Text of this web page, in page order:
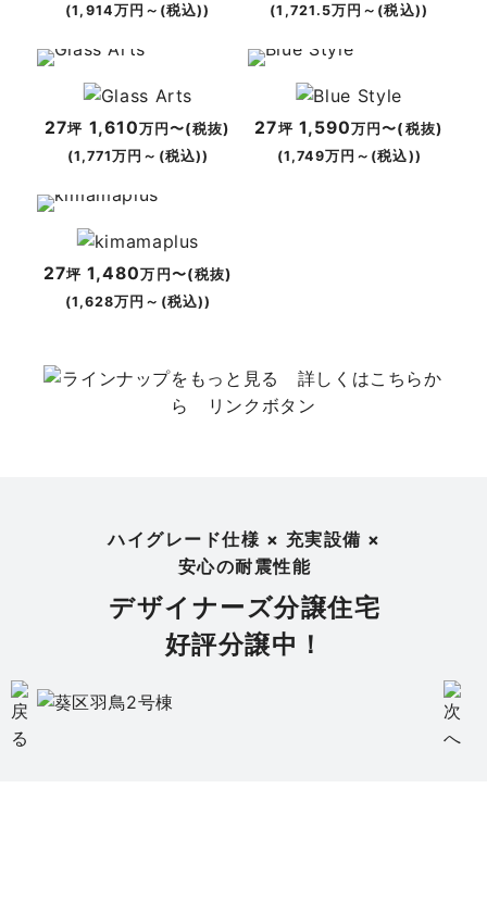
(1,914万円～(税込)) (1,721.5万円～(税込))
27坪 1,610万円〜(税抜)
(1,771万円～(税込))
27坪1,590万円〜(税抜)
(1,749万円～(税込))
27坪1,480万円〜(税抜)
(1,628万円～(税込))
ハイグレード仕様 × 充実設備 ×
安心の耐震性能
デザイナーズ分譲住宅
好評分譲中！